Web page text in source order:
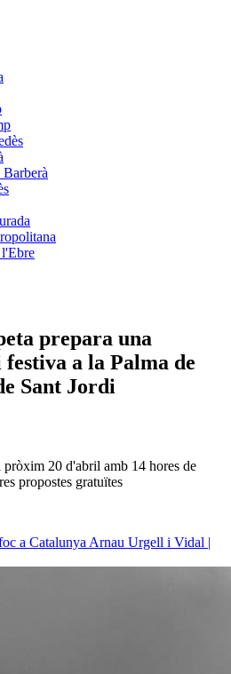
l'Ebre
prepara una
a la Palma de
Sant Jordi
20 d'abril amb 14 hores de
propostes gratuïtes
a Catalunya Arnau Urgell i Vidal |